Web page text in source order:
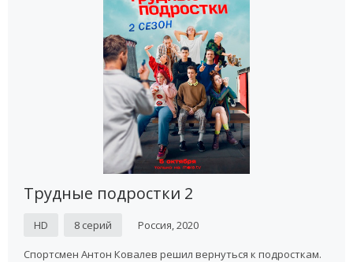
Трудные подростки 2
HD 8 серий Россия, 2020
Спортсмен Антон Ковалев решил вернуться к подросткам.